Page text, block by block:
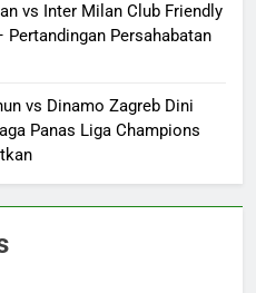
vs Inter Milan Club Friendly
Pertandingan Persahabatan
vs Dinamo Zagreb Dini
Panas Liga Champions